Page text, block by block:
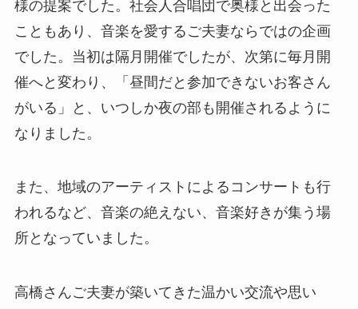
様の提案でした。社会人合唱団で奥様と出会った
こともあり、音楽を愛するご夫妻ならではの企画
でした。当初は隔月開催でしたが、次第に毎月開
催へと変わり、「昼間だと参加できないお客さん
がいる」と、いつしか夜の部も開催されるように
なりました。
また、地域のアーティストによるコンサートも行
われるなど、音楽の絶えない、音楽好きが集う場
所となっていました。
高橋さんご夫妻が築いてきた温かい交流や思い